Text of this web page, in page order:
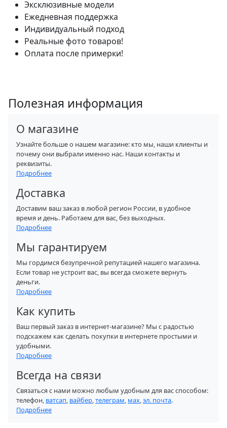
Эксклюзивные модели
Ежедневная поддержка
Индивидуальный подход
Реальные фото товаров!
Оплата после примерки!
Полезная информация
О магазине
Узнайте больше о нашем магазине: кто мы, наши клиенты и
почему они выбрали именно нас. Наши контакты и
реквизиты.
Подробнее
Доставка
Доставим ваш заказ в любой регион России, в удобное
время и день. Работаем для вас, без выходных.
Подробнее
Мы гарантируем
Мы гордимся безупречной репутацией нашего магазина.
Если товар не устроит вас, вы всегда сможете вернуть
деньги.
Подробнее
Как купить
Ваш первый заказ в интернет-магазине? Мы с радостью
подскажем как сделать покупки в интернете простыми и
удобными.
Подробнее
Всегда на связи
Связаться с нами можно любым удобным для вас способом:
телефон, ватсап, вайбер,телеграм, мах,эл. почта.
Подробнее